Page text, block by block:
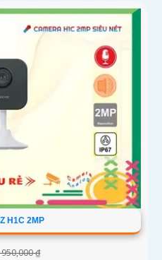
H1C 2MP
₫